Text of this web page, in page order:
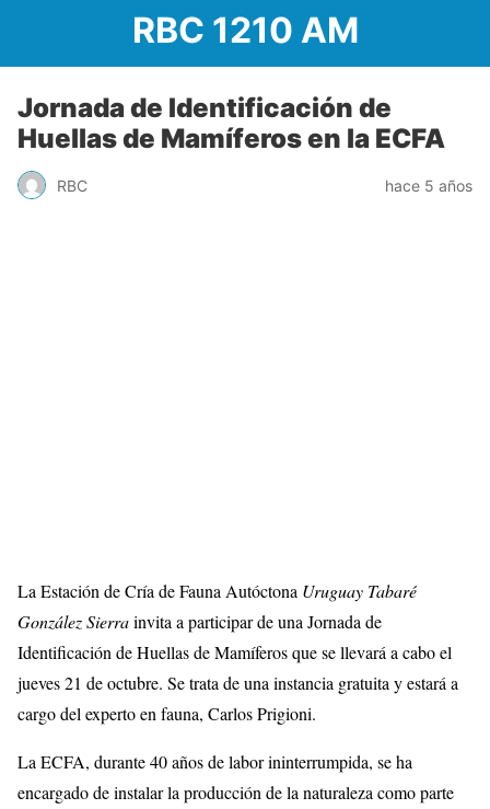
RBC 1210 AM
Jornada de Identificación de
Huellas de Mamíferos en la ECFA
RBC hace 5 años
La Estación de Cría de Fauna Autóctona Uruguay Tabaré
González Sierrainvita a participar de una Jornada de
Identificación de Huellas de Mamíferos que se llevará a cabo el
jueves 21 de octubre. Se trata de una instancia gratuita y estará a
cargo del experto en fauna, Carlos Prigioni.
La ECFA, durante 40 años de labor ininterrumpida, se ha
encargado de instalar la producción de la naturaleza como parte